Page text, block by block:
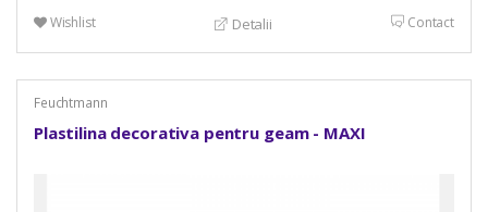
Wishlist Detalii Contact
Feuchtmann
Plastilina decorativa pentru geam - MAXI